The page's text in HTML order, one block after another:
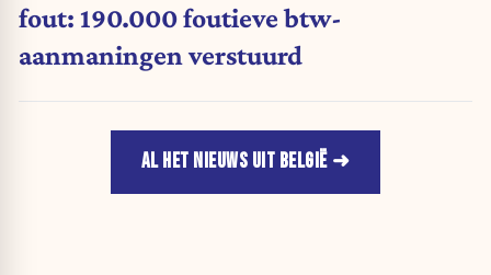
fout: 190.000 foutieve btw-
aanmaningen verstuurd
AL HET NIEUWS UIT BELGIË